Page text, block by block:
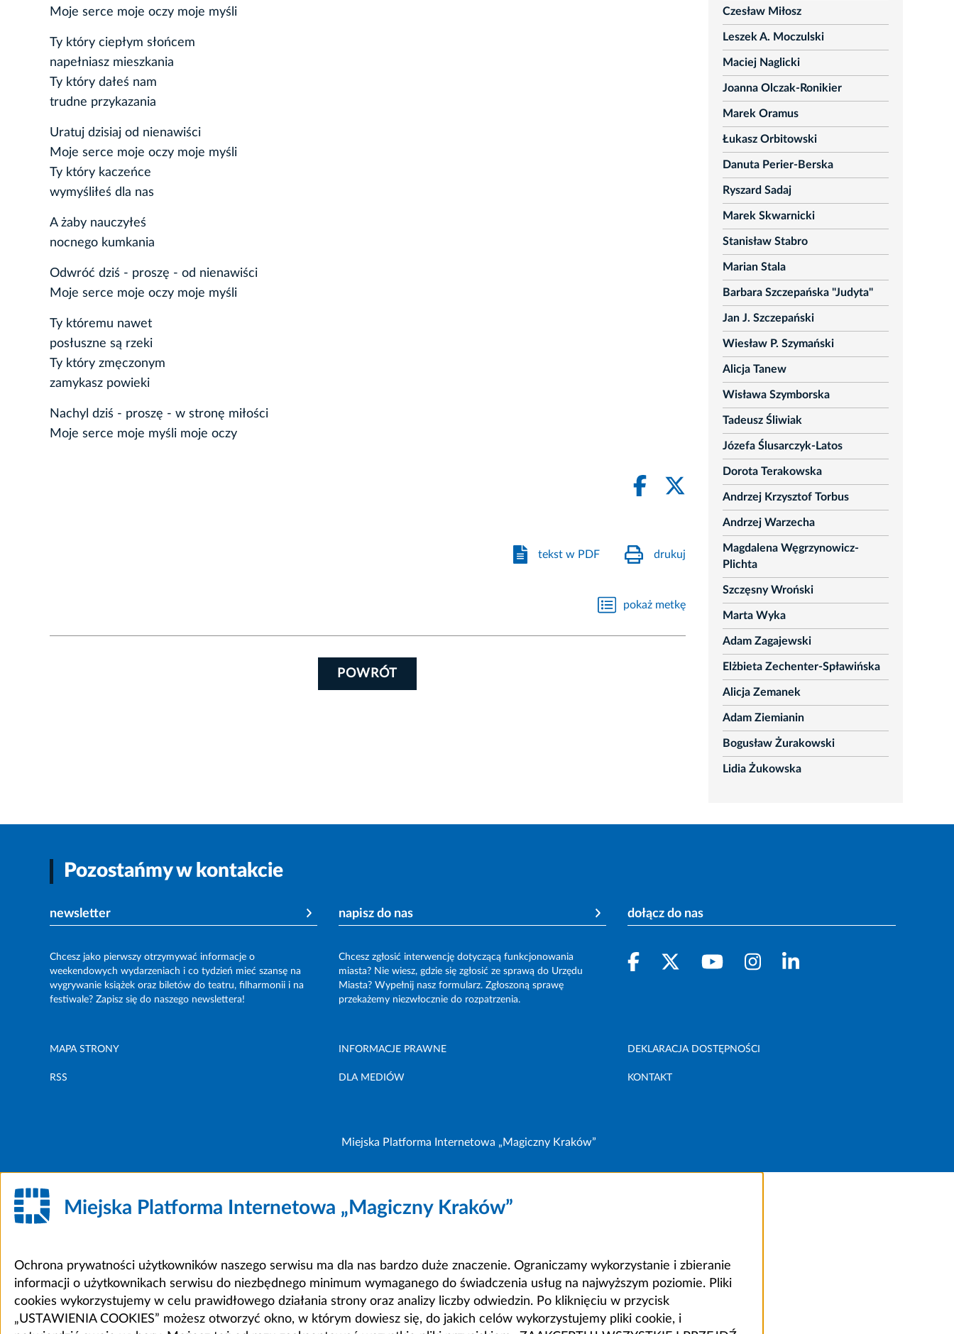
Moje serce moje oczy moje myśli
Ty który ciepłym słońcem
napełniasz mieszkania
Ty który dałeś nam
trudne przykazania
Uratuj dzisiaj od nienawiści
Moje serce moje oczy moje myśli
Ty który kaczeńce
wymyśliłeś dla nas
A żaby nauczyłeś
nocnego kumkania
Odwróć dziś - proszę - od nienawiści
Moje serce moje oczy moje myśli
Ty któremu nawet
posłuszne są rzeki
Ty który zmęczonym
zamykasz powieki
Nachyl dziś - proszę - w stronę miłości
Moje serce moje myśli moje oczy
tekst w PDF drukuj
pokaż metkę
POWRÓT
Czesław Miłosz
Leszek A. Moczulski
Maciej Naglicki
Joanna Olczak-Ronikier
Marek Oramus
Łukasz Orbitowski
Danuta Perier-Berska
Ryszard Sadaj
Marek Skwarnicki
Stanisław Stabro
Marian Stala
Barbara Szczepańska "Judyta"
Jan J. Szczepański
Wiesław P. Szymański
Alicja Tanew
Wisława Szymborska
Tadeusz Śliwiak
Józefa Ślusarczyk-Latos
Dorota Terakowska
Andrzej Krzysztof Torbus
Andrzej Warzecha
Magdalena Węgrzynowicz-
Plichta
Szczęsny Wroński
Marta Wyka
Adam Zagajewski
Elżbieta Zechenter-Spławińska
Alicja Zemanek
Adam Ziemianin
Bogusław Żurakowski
Lidia Żukowska
Pozostańmy w kontakcie
newsletter
Chcesz jako pierwszy otrzymywać informacje o
weekendowych wydarzeniach i co tydzień mieć szansę na
wygrywanie książek oraz biletów do teatru, filharmonii i na
festiwale? Zapisz się do naszego newslettera!
napisz do nas
Chcesz zgłosić interwencję dotyczącą funkcjonowania
miasta? Nie wiesz, gdzie się zgłosić ze sprawą do Urzędu
Miasta? Wypełnij nasz formularz. Zgłoszoną sprawę
przekażemy niezwłocznie do rozpatrzenia.
dołącz do nas
MAPA STRONY INFORMACJE PRAWNE DEKLARACJA DOSTĘPNOŚCI
RSS DLA MEDIÓW KONTAKT
Miejska Platforma Internetowa „Magiczny Kraków”
Miejska Platforma Internetowa „Magiczny Kraków”
Ochrona prywatności użytkowników naszego serwisu ma dla nas bardzo duże znaczenie. Ograniczamy wykorzystanie i zbieranie
informacji o użytkownikach serwisu do niezbędnego minimum wymaganego do świadczenia usług na najwyższym poziomie. Pliki
cookies wykorzystujemy w celu prawidłowego działania strony oraz analizy liczby odwiedzin. Po kliknięciu w przycisk
„USTAWIENIA COOKIES” możesz otworzyć okno, w którym dowiesz się, do jakich celów wykorzystujemy pliki cookie, i